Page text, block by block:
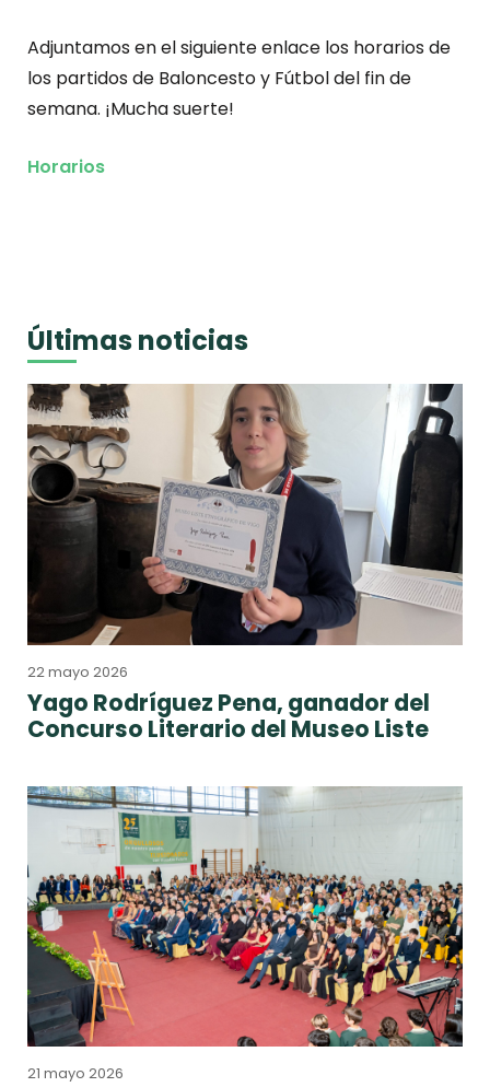
Adjuntamos en el siguiente enlace los horarios de
los partidos de Baloncesto y Fútbol del fin de
semana. ¡Mucha suerte!
Horarios
Últimas noticias
22 mayo 2026
Yago Rodríguez Pena, ganador del
Concurso Literario del Museo Liste
21 mayo 2026